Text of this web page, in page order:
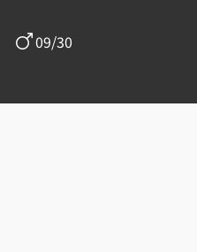
年」，雖不幸未能成團，但
「黎明技術學院」校內演出。
09/30